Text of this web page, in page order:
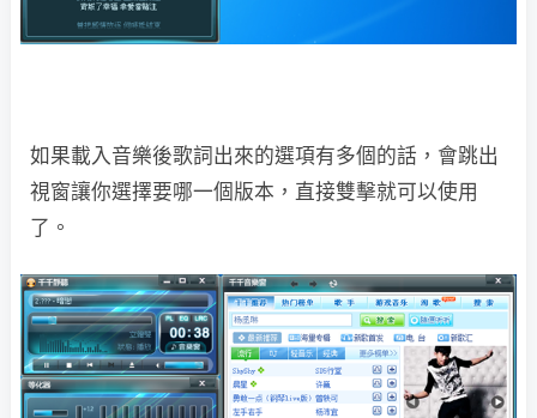
如果載入音樂後歌詞出來的選項有多個的話，會跳出
視窗讓你選擇要哪一個版本，直接雙擊就可以使用
了。